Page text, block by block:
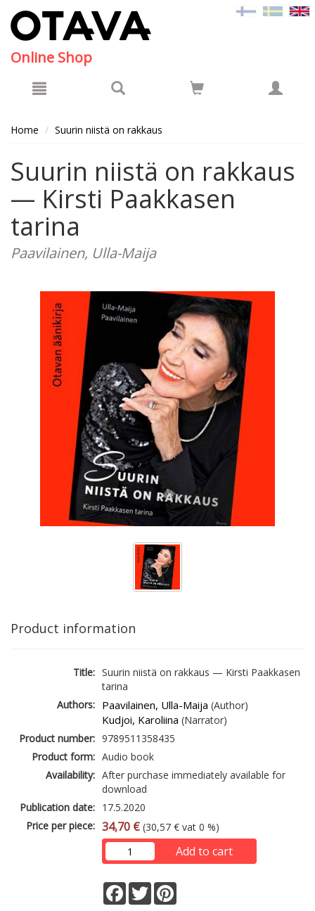
Online Shop
Home Suurin niistä on rakkaus
Suurin niistä on rakkaus
— Kirsti Paakkasen
tarina
Paavilainen, Ulla-Maija
Product information
Title: Suurin niistä on rakkaus — Kirsti Paakkasen
tarina
Authors: Paavilainen, Ulla-Maija (Author)
Kudjoi, Karoliina (Narrator)
Product number: 9789511358435
Product form: Audio book
Availability: After purchase immediately available for
download
Publication date: 17.5.2020
Price per piece: 34,70 € (30,57 € vat 0 %)
Add to cart
Facebook
Twitter